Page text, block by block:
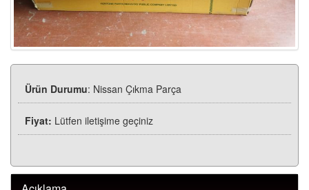
Ürün Durumu: Nissan Çıkma Parça
Fiyat: Lütfen iletişime geçiniz